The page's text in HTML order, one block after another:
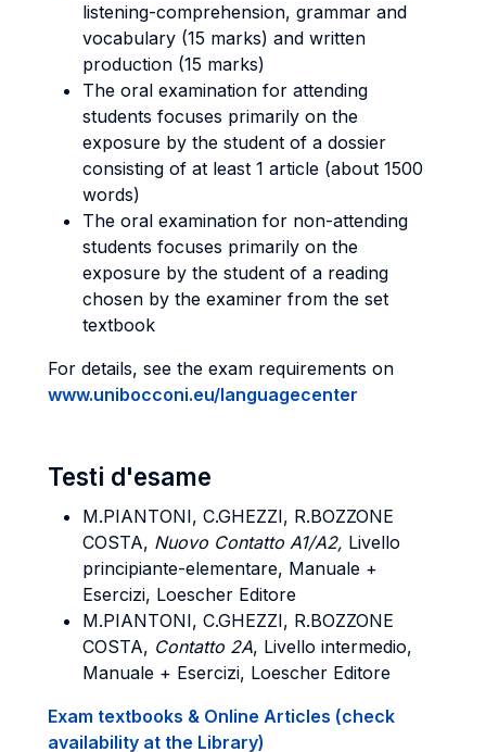
listening-comprehension, grammar and
vocabulary (15 marks) and written
production (15 marks)
The oral examination for attending
students focuses primarily on the
exposure by the student of a dossier
consisting of at least 1 article (about 1500
words)
The oral examination for non-attending
students focuses primarily on the
exposure by the student of a reading
chosen by the examiner from the set
textbook
For details, see the exam requirements on
www.unibocconi.eu/languagecenter
Testi d'esame
M.PIANTONI, C.GHEZZI, R.BOZZONE
COSTA, Nuovo Contatto A1/A2, Livello
principiante-elementare, Manuale +
Esercizi, Loescher Editore
M.PIANTONI, C.GHEZZI, R.BOZZONE
COSTA, Contatto 2A, Livello intermedio,
Manuale + Esercizi, Loescher Editore
Exam textbooks & Online Articles (check
availability at the Library)